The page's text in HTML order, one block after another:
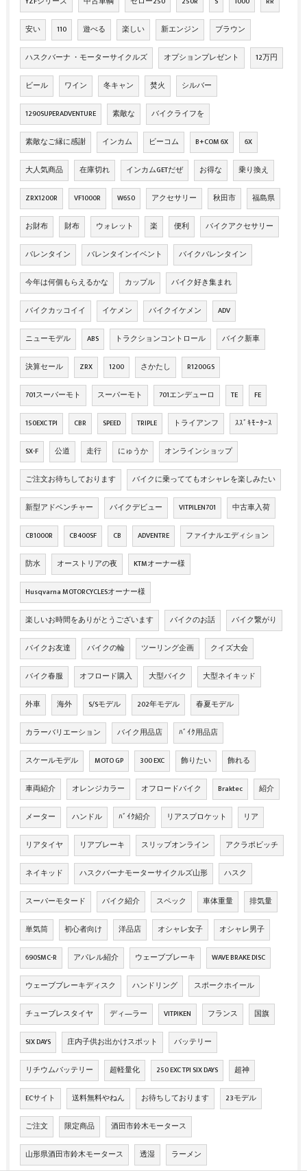
安い 110 遊べる 楽しい 新エンジン ブラウン
ハスクバーナ ・モーターサイクルズ オプションプレゼント 12万円
ビール ワイン 冬キャン 焚火 シルバー
1290SUPERADVENTURE 素敵な バイクライフを
素敵なご縁に感謝 インカム ビーコム B+COM 6X 6X
大人気商品 在庫切れ インカムGETだぜ お得な 乗り換え
ZRX1200R VF1000R W650 アクセサリー 秋田市 福島県
お財布 財布 ウォレット 楽 便利 バイクアクセサリー
バレンタイン バレンタインイベント バイクバレンタイン
今年は何個もらえるかな カップル バイク好き集まれ
バイクカッコイイ イケメン バイクイケメン ADV
ニューモデル ABS トラクションコントロール バイク新車
決算セール ZRX 1200 さかたし R1200GS
701スーパーモト スーパーモト 701エンデューロ TE FE
150EXC TPI CBR SPEED TRIPLE トライアンフ ｽｽﾞｷﾓｰﾀｰｽ
SX-F 公道 走行 にゅうか オンラインショップ
ご注文お待ちしております バイクに乗っててもオシャレを楽しみたい
新型アドベンチャー バイクデビュー VITPILEN701 中古車入荷
CB1000R CB400SF CB ADVENTRE ファイナルエディション
防水 オーストリアの夜 KTMオーナー様
Husqvarna MOTORCYCLESオーナー様
楽しいお時間をありがとうございます バイクのお話 バイク繋がり
バイクお友達 バイクの輪 ツーリング企画 クイズ大会
バイク春服 オフロード購入 大型バイク 大型ネイキッド
外車 海外 S/Sモデル 202年モデル 春夏モデル
カラーバリエーション バイク用品店 ﾊﾞｲｸ用品店
スケールモデル MOTO GP 300 EXC 飾りたい 飾れる
車両紹介 オレンジカラー オフロードバイク Braktec 紹介
メーター ハンドル ﾊﾞｲｸ紹介 リアスプロケット リア
リアタイヤ リアブレーキ スリップオンライン アクラポビッチ
ネイキッド ハスクバーナモーターサイクルズ山形 ハスク
スーパーモタード バイク紹介 スペック 車体重量 排気量
単気筒 初心者向け 洋品店 オシャレ女子 オシャレ男子
690SMC-R アパレル紹介 ウェーブブレーキ WAVE BRAKE DISC
ウェーブブレーキディスク ハンドリング スポークホイール
チューブレスタイヤ ディ―ラー VITPIKEN フランス 国旗
SIX DAYS 庄内子供お出かけスポット バッテリー
リチウムバッテリー 超軽量化 250 EXC TPI SIX DAYS 超神
ECサイト 送料無料やねん お待ちしております 23モデル
ご注文 限定商品 酒田市鈴木モータース
山形県酒田市鈴木モータース 透湿 ラーメン